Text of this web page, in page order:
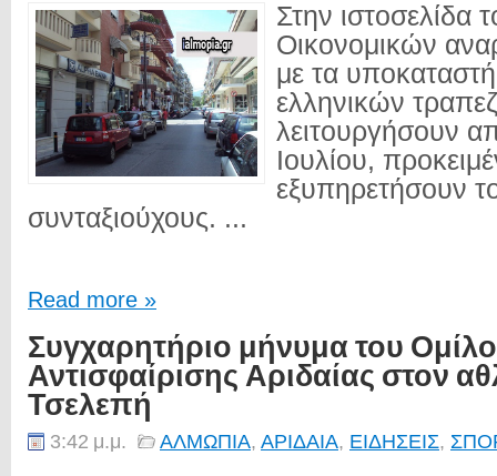
Στην ιστοσελίδα
Οικονομικών
με τα
ελληνικών
λειτουργήσουν
Ιουλίου,
εξυπηρετήσουν
συνταξιούχους. ...
Read more »
Συγχαρητήριο μήνυμα του
Αντισφαίρισης Αριδαίας στον
Τσελεπή
3:42 μ.μ. ΑΛΜΩΠΙΑ, ΑΡΙΔΑΙΑ, ΕΙΔΗΣΕΙΣ,